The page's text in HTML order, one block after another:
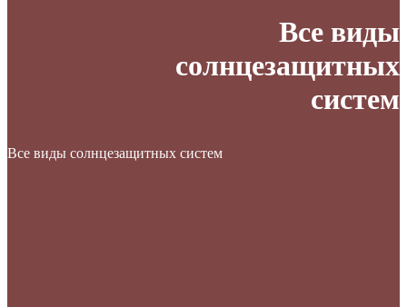
Все виды
солнцезащитных
систем
Все виды солнцезащитных систем